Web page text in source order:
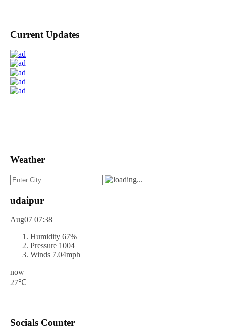
Current Updates
Weather
udaipur
Aug07 07:38
Humidity 67%
Pressure 1004
Winds 7.04mph
now
27℃
Socials Counter